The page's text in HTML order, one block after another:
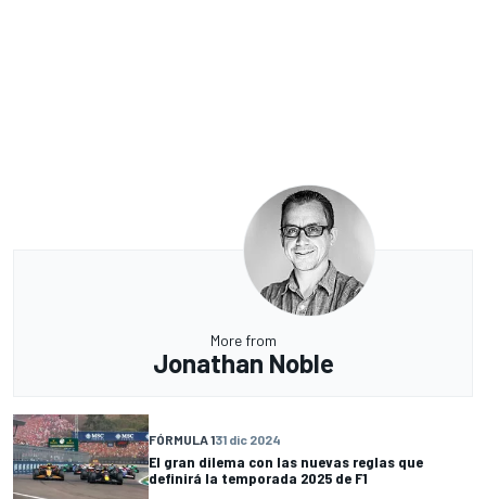
More from
Jonathan Noble
FÓRMULA 131 dic 2024
El gran dilema con las nuevas reglas que
definirá la temporada 2025 de F1